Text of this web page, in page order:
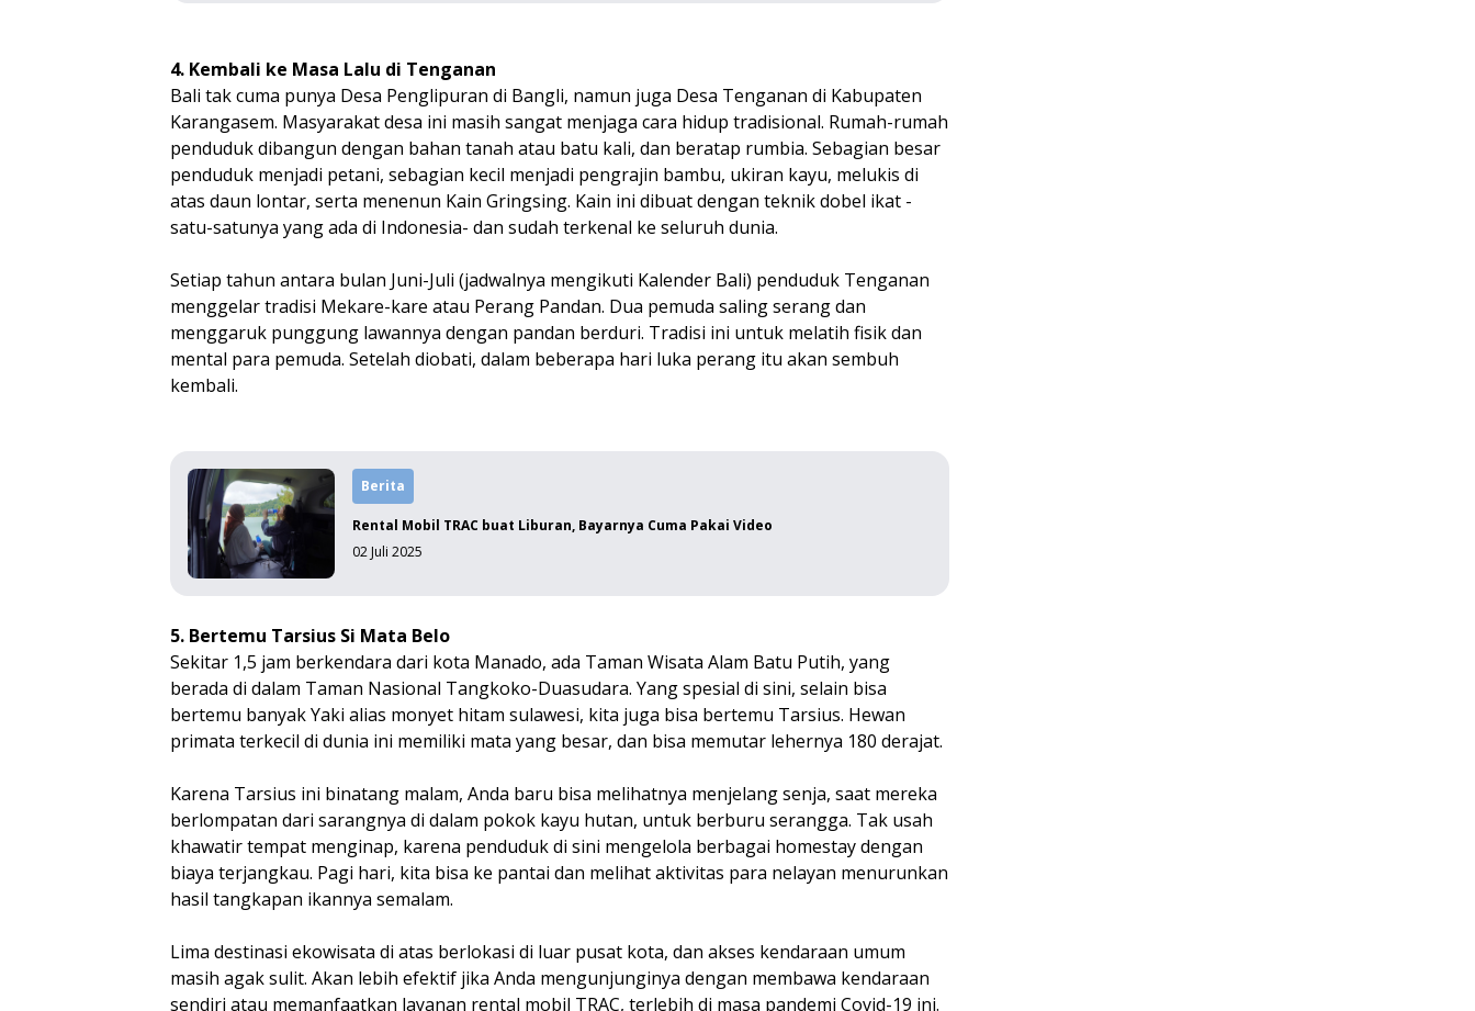
4. Kembali ke Masa Lalu di Tenganan
Bali tak cuma punya Desa Penglipuran di Bangli, namun juga Desa Tenganan di Kabupaten
Karangasem. Masyarakat desa ini masih sangat menjaga cara hidup tradisional. Rumah-rumah
penduduk dibangun dengan bahan tanah atau batu kali, dan beratap rumbia. Sebagian besar
penduduk menjadi petani, sebagian kecil menjadi pengrajin bambu, ukiran kayu, melukis di
atas daun lontar, serta menenun Kain Gringsing. Kain ini dibuat dengan teknik dobel ikat -
satu-satunya yang ada di Indonesia- dan sudah terkenal ke seluruh dunia.
Setiap tahun antara bulan Juni-Juli (jadwalnya mengikuti Kalender Bali) penduduk Tenganan
menggelar tradisi Mekare-kare atau Perang Pandan. Dua pemuda saling serang dan
menggaruk punggung lawannya dengan pandan berduri. Tradisi ini untuk melatih fisik dan
mental para pemuda. Setelah diobati, dalam beberapa hari luka perang itu akan sembuh
kembali.
Berita
Rental Mobil TRAC buat Liburan, Bayarnya Cuma Pakai Video
02 Juli 2025
5. Bertemu Tarsius Si Mata Belo
Sekitar 1,5 jam berkendara dari kota Manado, ada Taman Wisata Alam Batu Putih, yang
berada di dalam Taman Nasional Tangkoko-Duasudara. Yang spesial di sini, selain bisa
bertemu banyak Yaki alias monyet hitam sulawesi, kita juga bisa bertemu Tarsius. Hewan
primata terkecil di dunia ini memiliki mata yang besar, dan bisa memutar lehernya 180 derajat.
Karena Tarsius ini binatang malam, Anda baru bisa melihatnya menjelang senja, saat mereka
berlompatan dari sarangnya di dalam pokok kayu hutan, untuk berburu serangga. Tak usah
khawatir tempat menginap, karena penduduk di sini mengelola berbagai homestay dengan
biaya terjangkau. Pagi hari, kita bisa ke pantai dan melihat aktivitas para nelayan menurunkan
hasil tangkapan ikannya semalam.
Lima destinasi ekowisata di atas berlokasi di luar pusat kota, dan akses kendaraan umum
masih agak sulit. Akan lebih efektif jika Anda mengunjunginya dengan membawa kendaraan
sendiri atau memanfaatkan layanan rental mobil TRAC, terlebih di masa pandemi Covid-19 ini.